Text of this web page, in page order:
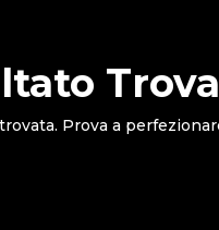
Prova a